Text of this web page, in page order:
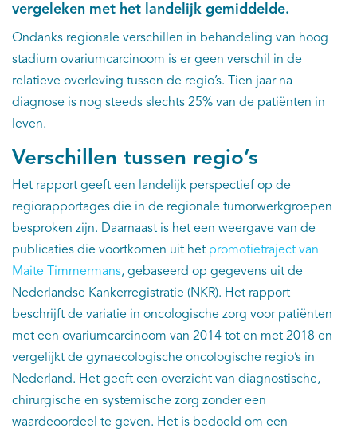
vergeleken met het landelijk gemiddelde.
Ondanks regionale verschillen in behandeling van hoog
stadium ovariumcarcinoom is er geen verschil in de
relatieve overleving tussen de regio’s. Tien jaar na
diagnose is nog steeds slechts 25% van de patiënten in
leven.
Verschillen tussen regio’s
Het rapport geeft een landelijk perspectief op de
regiorapportages die in de regionale tumorwerkgroepen
besproken zijn. Daarnaast is het een weergave van de
publicaties die voortkomen uit het promotietraject van
Maite Timmermans, gebaseerd op gegevens uit de
Nederlandse Kankerregistratie (NKR). Het rapport
beschrijft de variatie in oncologische zorg voor patiënten
met een ovariumcarcinoom van 2014 tot en met 2018 en
vergelijkt de gynaecologische oncologische regio’s in
Nederland. Het geeft een overzicht van diagnostische,
chirurgische en systemische zorg zonder een
waardeoordeel te geven. Het is bedoeld om een